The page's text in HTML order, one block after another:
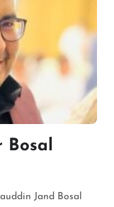
Bosal
Jand Bosal